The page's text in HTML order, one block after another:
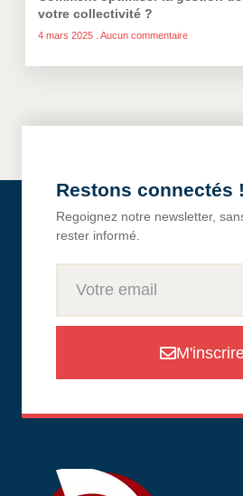
votre collectivité ?
4 mars 2025 Aucun commentaire
Restons connectés !
Regoignez notre newsletter,
rester informé.